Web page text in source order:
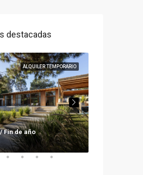
destacadas
ALQUILER TEMPORARIO
/ Fin de año